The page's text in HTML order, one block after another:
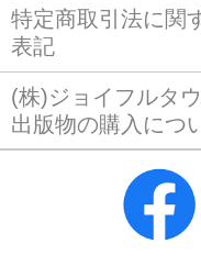
特定商取引法に関
表記
(株)ジョイフルタ
出版物の購入につ